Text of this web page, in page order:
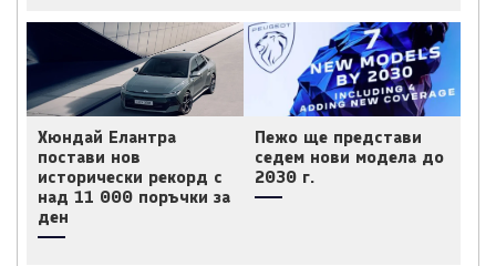
Хюндай Елантра
постави нов
исторически рекорд с
над 11 000 поръчки за
ден
Пежо ще представи
седем нови модела до
2030 г.